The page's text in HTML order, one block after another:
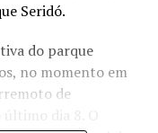
Seridó.
do parque
no momento em
de